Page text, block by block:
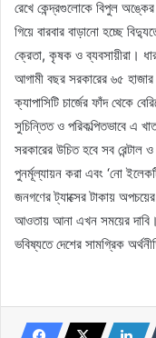
রেখে কেন্দ্রগুলোকে বিপুল
গিয়ে বারবার বাড়ানো হচ্ছে
ক্রেতা, কৃষক ও ব্যবসায়ীরা।
আগামী বছর সরকারের ৬৫
ক্যাপাসিটি চার্জের ফাঁদ থেকে
সুচিন্তিত ও পরিকল্পিতভাবে এ
সরকারের উচিত হবে সব রেন্টাল
পুনর্মূল্যায়ন করা এবং ‘নো
জনগণের ট্যাক্সের টাকায়
আওতায় আনা এখন সময়ের দাবি।
ভবিষ্যতে দেশের সামগ্রিক